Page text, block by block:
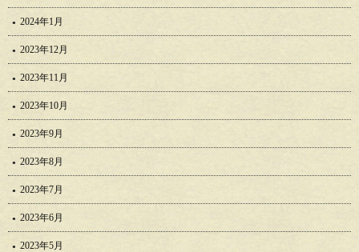
2024年1月
2023年12月
2023年11月
2023年10月
2023年9月
2023年8月
2023年7月
2023年6月
2023年5月